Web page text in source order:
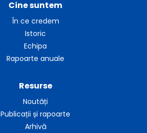
Cine suntem
În ce credem
Istoric
Echipa
Rapoarte anuale
Resurse
Noutăți
Publicații și rapoarte
Arhivă